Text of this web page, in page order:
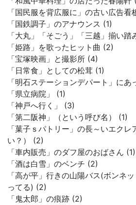
「国民服を背広服に」の古い広告看
「国鉄調子」のアナウンス (1)
「大丸」「そごう」「三越」揃い踏
「姫路」を歌ったヒット曲 (2)
「宝塚映画」と撮影所 (4)
「日常食」としての松茸 (1)
「明石ステーションデパート」に
「県立病院」 (1)
「神戸へ行く」 (3)
「第二阪神」（という呼び名） (1)
「菓子ｓパトリー」の長～いエク
い？） (2)
「車内販売」のダフ屋のおばさん (1)
「酒は白雪」のベンチ (2)
「高が平」行きの山陽バス(ボンネ
ってる) (2)
「鬼太郎」の痕跡 (2)